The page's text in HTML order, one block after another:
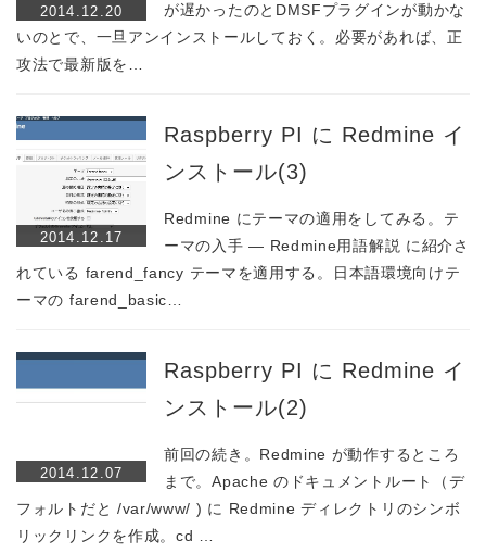
2014.12.20
が遅かったのとDMSFプラグインが動かな
いのとで、一旦アンインストールしておく。必要があれば、正
攻法で最新版を…
2014.12.17
Raspberry PI に Redmine イ
ンストール(3)
Redmine にテーマの適用をしてみる。テ
ーマの入手 — Redmine用語解説 に紹介さ
れている farend_fancy テーマを適用する。日本語環境向けテ
ーマの farend_basic…
2014.12.07
Raspberry PI に Redmine イ
ンストール(2)
前回の続き。Redmine が動作するところ
まで。Apache のドキュメントルート（デ
フォルトだと /var/www/ ) に Redmine ディレクトリのシンボ
リックリンクを作成。cd …